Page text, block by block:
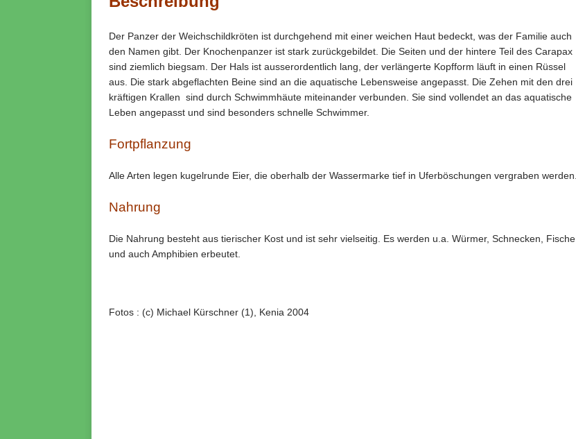
Der Panzer der Weichschildkröten ist durchgehend mit einer weichen Haut bedeckt, was der Familie auch
den Namen gibt. Der Knochenpanzer ist stark zurückgebildet. Die Seiten und der hintere Teil des Carapax
sind ziemlich biegsam. Der Hals ist ausserordentlich lang, der verlängerte Kopfform läuft in einen Rüssel
aus. Die stark abgeflachten Beine sind an die aquatische Lebensweise angepasst. Die Zehen mit den drei
kräftigen Krallen sind durch Schwimmhäute miteinander verbunden. Sie sind vollendet an das aquatische
Leben angepasst und sind besonders schnelle Schwimmer.
Fortpflanzung
Alle Arten legen kugelrunde Eier, die oberhalb der Wassermarke tief in Uferböschungen vergraben werden.
Nahrung
Die Nahrung besteht aus tierischer Kost und ist sehr vielseitig. Es werden u.a. Würmer, Schnecken, Fische
und auch Amphibien erbeutet.
Fotos : (c) Michael Kürschner (1), Kenia 2004